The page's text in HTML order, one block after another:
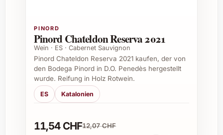
Komplexität und nachhaltigem
Geschmack aus, dank der sorgfältigen
Auswahl der Trauben und der
traditionellen Weinbereitung.
PINORD
Pinord Chateldon Reserva 2021
Wein · ES · Cabernet Sauvignon
Pinord Chateldon Reserva 2021 kaufen, der von
den Bodega Pinord in D.O. Penedès hergestellt
wurde. Reifung in Holz Rotwein.
ES Katalonien
11,54 CHF12,07 CHF